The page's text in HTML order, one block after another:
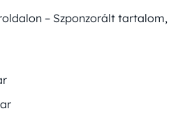
– Szponzorált tartalom,